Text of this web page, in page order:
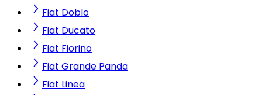
Fiat Doblo
Fiat Ducato
Fiat Fiorino
Fiat Grande Panda
Fiat Linea